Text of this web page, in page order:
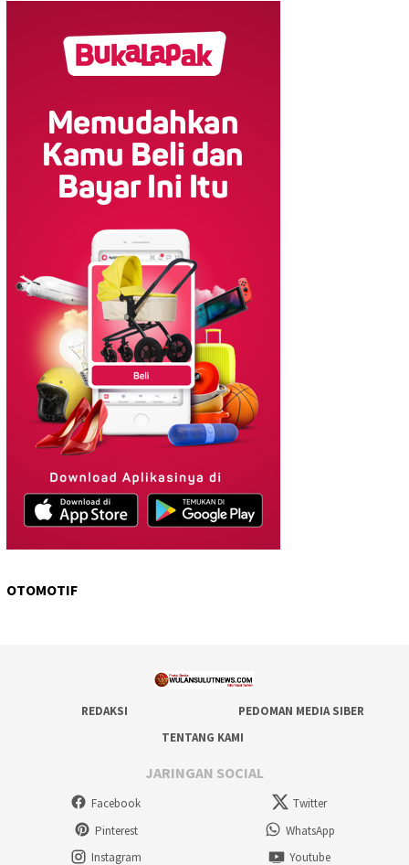
OTOMOTIF
REDAKSI
PEDOMAN MEDIA SIBER
TENTANG KAMI
JARINGAN SOCIAL
Facebook
Twitter
Pinterest
WhatsApp
Instagram
Youtube